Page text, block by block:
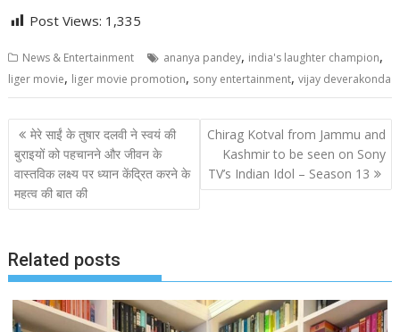
Post Views: 1,335
News & Entertainment ananya pandey, india's laughter champion,
liger movie, liger movie promotion, sony entertainment,vijay deverakonda
Post
navigation
मेरे साईं के तुषार दलवी ने स्वयं की
बुराइयों को पहचानने और जीवन के
वास्तविक लक्ष्य पर ध्यान केंद्रित करने के
महत्व की बात की
Chirag Kotval from Jammu and
Kashmir to be seen on Sony
TV’s Indian Idol – Season 13
Related posts